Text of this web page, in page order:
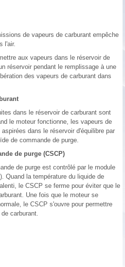
de vapeurs de carburant empêche
l'air.
aux vapeurs dans le réservoir de
réservoir pendant le remplissage à une
des vapeurs de carburant dans
dans le réservoir de carburant sont
le moteur fonctionne, les vapeurs de
dans le réservoir d'équilibre par
de commande de purge.
de purge (CSCP)
de purge est contrôlé par le module
Quand la température du liquide de
le CSCP se ferme pour éviter que le
Une fois que le moteur se
le CSCP s'ouvre pour permettre
carburant.